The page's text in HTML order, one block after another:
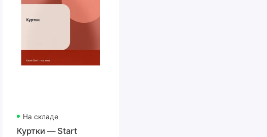
На складе
Куртки — Start